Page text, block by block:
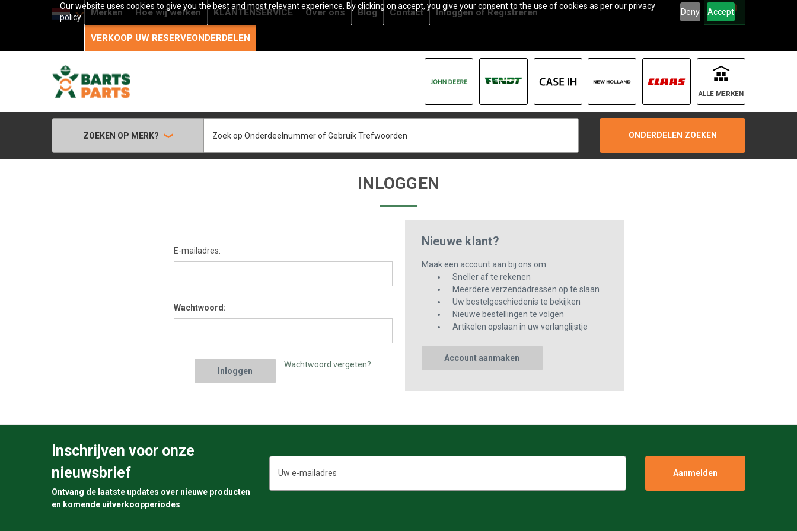
Our website uses cookies to give you the best and most relevant experience. By clicking on accept, you give your consent to the use of cookies as per our privacy
policy.
Deny Accept
Merken Hoe wij werken KLANTENSERVICE Over ons Blog Contact InloggenofRegistreren
VERKOOP UW RESERVEONDERDELEN
0
ALLE MERKEN
ZOEKEN OP MERK?
ONDERDELEN ZOEKEN
INLOGGEN
E-mailadres:
Wachtwoord:
Wachtwoord vergeten?
Nieuwe klant?
Maak een account aan bij ons om:
Sneller af te rekenen
Meerdere verzendadressen op te slaan
Uw bestelgeschiedenis te bekijken
Nieuwe bestellingen te volgen
Artikelen opslaan in uw verlanglijstje
Account aanmaken
Inschrijven voor onze
nieuwsbrief
Ontvang de laatste updates over nieuwe producten
en komende uitverkoopperiodes
mailadres